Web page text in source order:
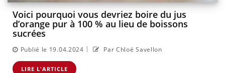
Voici pourquoi vous devriez boire du jus
d’orange pur à 100 % au lieu de boissons
sucrées
Publié le 19.04.2024 | Par Chloé Savellon
LIRE L'ARTICLE